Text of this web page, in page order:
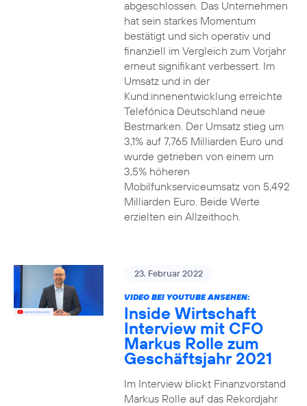
abgeschlossen. Das Unternehmen
hat sein starkes Momentum
bestätigt und sich operativ und
finanziell im Vergleich zum Vorjahr
erneut signifikant verbessert. Im
Umsatz und in der
Kund:innenentwicklung erreichte
Telefónica Deutschland neue
Bestmarken. Der Umsatz stieg um
3,1% auf 7,765 Milliarden Euro und
wurde getrieben von einem um
3,5% höheren
Mobilfunkserviceumsatz von 5,492
Milliarden Euro. Beide Werte
erzielten ein Allzeithoch.
23. Februar 2022
VIDEO BEI YOUTUBE ANSEHEN:
Inside Wirtschaft
Interview mit CFO
Markus Rolle zum
Geschäftsjahr 2021
Im Interview blickt Finanzvorstand
Markus Rolle auf das Rekordjahr